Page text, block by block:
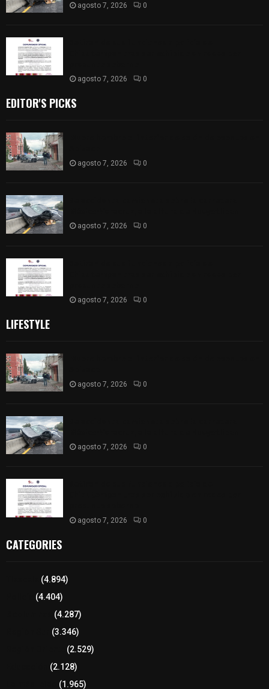
agosto 7, 2026 0
agosto 7, 2026 0
EDITOR'S PICKS
agosto 7, 2026 0
agosto 7, 2026 0
agosto 7, 2026 0
LIFESTYLE
agosto 7, 2026 0
agosto 7, 2026 0
agosto 7, 2026 0
CATEGORIES
(4.894)
(4.404)
(4.287)
(3.346)
(2.529)
(2.128)
(1.965)